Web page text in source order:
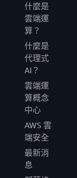
什麼是
雲端運
算？
什麼是
代理式
AI？
雲端運
算概念
中心
AWS 雲
端安全
最新消
息